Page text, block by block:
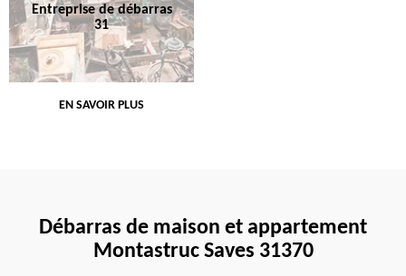
Entreprise de débarras
31
EN SAVOIR PLUS
Débarras de maison et appartement
Montastruc Saves 31370